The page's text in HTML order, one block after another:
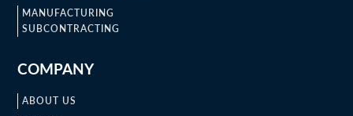
MANUFACTURING
SUBCONTRACTING
COMPANY
ABOUT US